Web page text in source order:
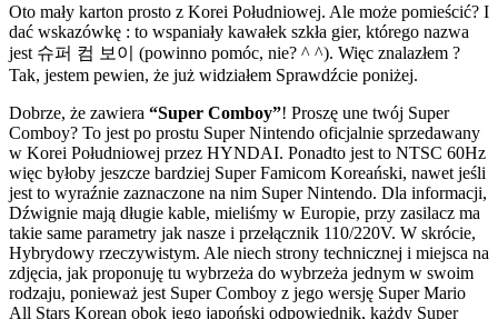
Oto mały karton prosto z Korei Południowej. Ale może pomieścić? I
dać wskazówkę : to wspaniały kawałek szkła gier, którego nazwa
jest 슈퍼 컴 보이 (powinno pomóc, nie? ^ ^). Więc znalazłem ?
Tak, jestem pewien, że już widziałem Sprawdźcie poniżej.
Dobrze, że zawiera “Super Comboy”! Proszę une twój Super
Comboy? To jest po prostu Super Nintendo oficjalnie sprzedawany
w Korei Południowej przez HYNDAI. Ponadto jest to NTSC 60Hz
więc byłoby jeszcze bardziej Super Famicom Koreański, nawet jeśli
jest to wyraźnie zaznaczone na nim Super Nintendo. Dla informacji,
Dźwignie mają długie kable, mieliśmy w Europie, przy zasilacz ma
takie same parametry jak nasze i przełącznik 110/220V. W skrócie,
Hybrydowy rzeczywistym. Ale niech strony technicznej i miejsca na
zdjęcia, jak proponuję tu wybrzeża do wybrzeża jednym w swoim
rodzaju, ponieważ jest Super Comboy z jego wersję Super Mario
All Stars Korean obok jego japoński odpowiednik, każdy Super